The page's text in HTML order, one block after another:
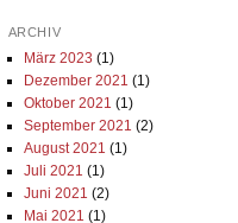
ARCHIV
März 2023 (1)
Dezember 2021 (1)
Oktober 2021 (1)
September 2021 (2)
August 2021 (1)
Juli 2021 (1)
Juni 2021 (2)
Mai 2021 (1)